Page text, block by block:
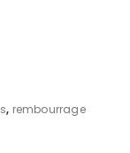
, rembourrage